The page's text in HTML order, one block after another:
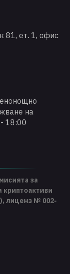
81, ет. 1, офис
на
18:00
за
криптоактиви
лиценз № 002-